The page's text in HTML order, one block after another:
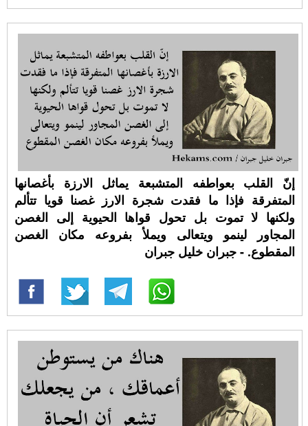
إنّ القلب بعواطفه المتشبعة يماثل الارزة بأغصانها
المتفرقة فإذا ما فقدت شجرة الارز غصنا قويا تتألم
ولكنها لا تموت بل تحول قواها الحيوية إلى الغصن
المجاور لينمو ويتعالى ويملأ بفروعه مكان الغصن
المقطوع. - جبران خليل جبران